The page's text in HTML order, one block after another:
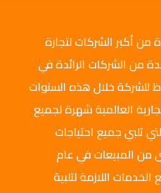
عام 2008م، وهي واحدة من أكبر الشركات لتجارة
من الشركات الرائدة في
للشركة خلال هذه السنوات
العالمية شهرة لجميع
تلبي جميع احتياجات
من المبيعات في عام
اللازمة لتلبية